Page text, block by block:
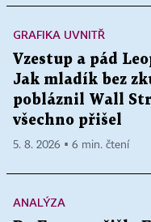
GRAFIKA UVNITŘ
Vzestup a pád
Jak mladík bez
pobláznil Wall
všechno přišel
5. 8. 2026 ▪ 6 min. čtení
ANALÝZA